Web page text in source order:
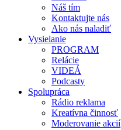
Náš tím
Kontaktujte nás
Ako nás naladiť
Vysielanie
PROGRAM
Relácie
VIDEÁ
Podcasty
Spolupráca
Rádio reklama
Kreatívna činnosť
Moderovanie akcií